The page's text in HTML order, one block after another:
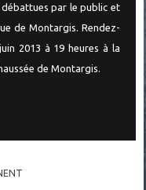
par le public et
de Montargis. Rendez-
2013 à 19 heures à la
de Montargis.